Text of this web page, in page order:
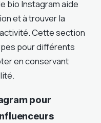
bio Instagram aide
et à trouver la
Cette section
pour différents
en conservant
pour